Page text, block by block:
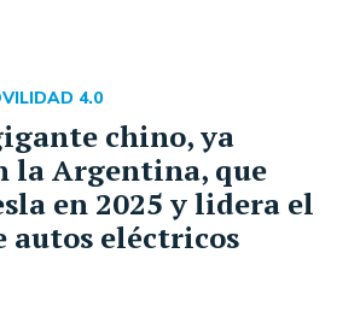
chino, ya
la Argentina, que
en 2025 y lidera el
autos eléctricos
4.0